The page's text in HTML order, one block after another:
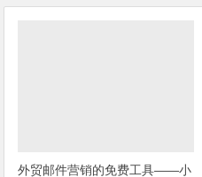
外贸邮件营销的免费工具——小